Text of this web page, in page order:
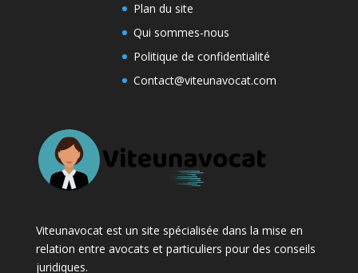
Plan du site
Qui sommes-nous
Politique de confidentialité
Contact@viteunavocat.com
Viteunavocat est un site spécialisée dans la mise en
relation entre avocats et particuliers pour des conseils
juridiques.